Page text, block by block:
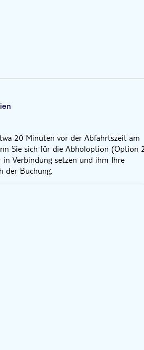
20 Minuten vor der Abfahrtszeit am
Sie sich für die Abholoption (Option
in Verbindung setzen und ihm Ihre
der Buchung.